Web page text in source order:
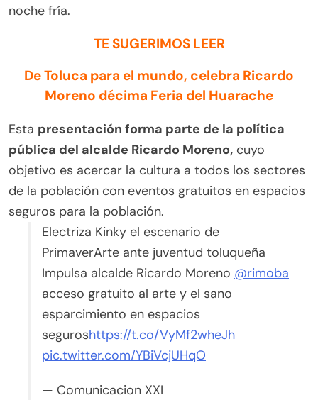
noche fría.
TE SUGERIMOS LEER
De Toluca para el mundo, celebra Ricardo
Moreno décima Feria del Huarache
Esta presentación forma parte de la política
pública del alcalde Ricardo Moreno, cuyo
objetivo es acercar la cultura a todos los sectores
de la población con eventos gratuitos en espacios
seguros para la población.
Electriza Kinky el escenario de
PrimaverArte ante juventud toluqueña
Impulsa alcalde Ricardo Moreno @rimoba
acceso gratuito al arte y el sano
esparcimiento en espacios
seguroshttps://t.co/VyMf2wheJh
pic.twitter.com/YBiVcjUHqO
— Comunicacion XXI